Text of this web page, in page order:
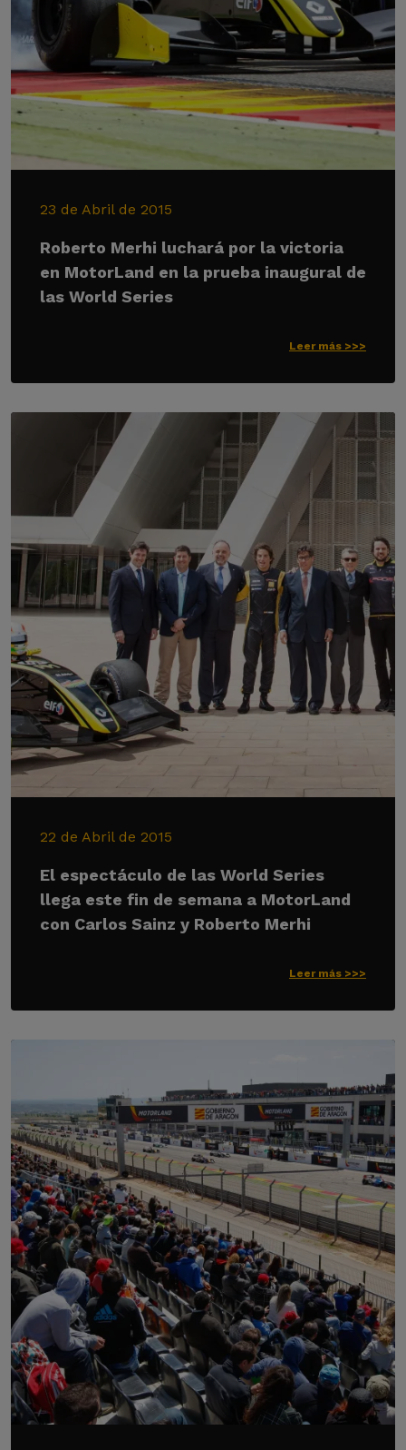
23 de Abril de 2015
Roberto Merhi luchará por la victoria
en MotorLand en la prueba inaugural de
las World Series
Leer más >>>
22 de Abril de 2015
El espectáculo de las World Series
llega este fin de semana a MotorLand
con Carlos Sainz y Roberto Merhi
Leer más >>>